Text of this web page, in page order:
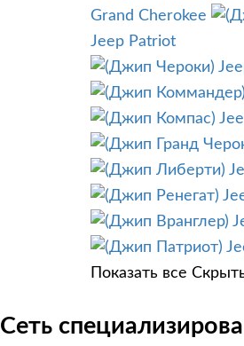
Grand Cherokee
Jeep Patriot
Показать все
Сеть